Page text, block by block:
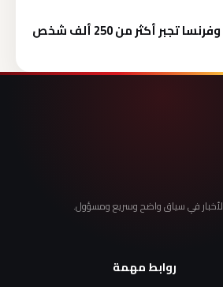
حرائق الغابات في إسبانيا وفرنسا تجبر أكثر من 250 ألف شخص
في سياق واضح وسريع ومسؤول.
روابط مهمة